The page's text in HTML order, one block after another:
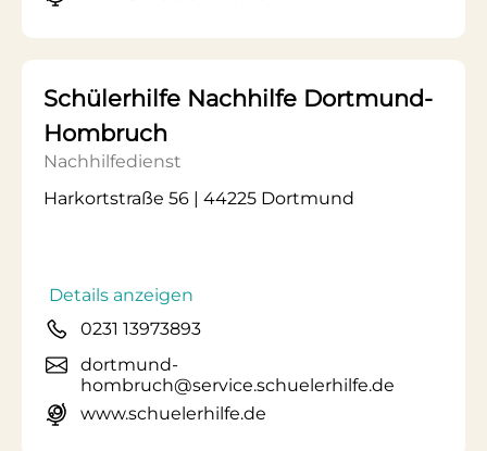
Schülerhilfe Nachhilfe Dortmund-
Hombruch
Nachhilfedienst
Harkortstraße 56 | 44225 Dortmund
Details anzeigen
0231 13973893
dortmund-
hombruch@service.schuelerhilfe.de
www.schuelerhilfe.de